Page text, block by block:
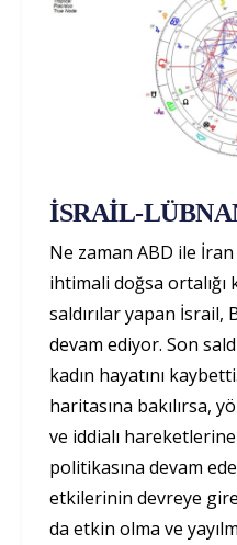
İSRAİL-
Ne zaman ABD ile
ihtimali doğsa ortalığı
saldırılar yapan İsrail,
devam ediyor. Son
kadın hayatını
haritasına bakılırsa,
ve iddialı
politikasına devam
etkilerinin devreye
da etkin olma ve